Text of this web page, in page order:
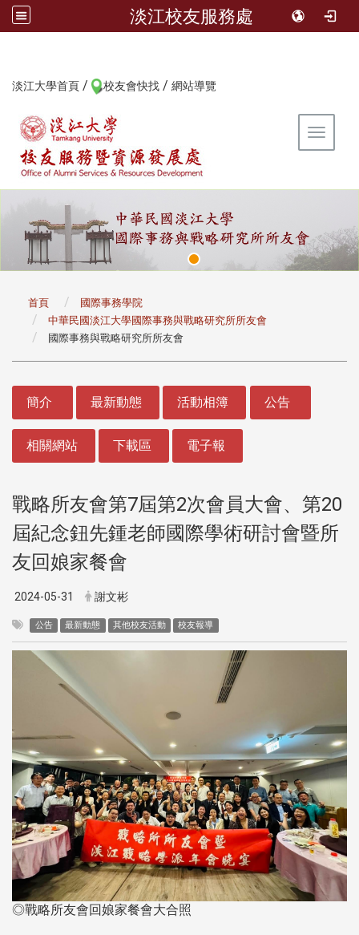
淡江校友服務處
淡江大學首頁 / 校友會快找 / 網站導覽
Toggle
首頁
國際事務學院
中華民國淡江大學國際事務與戰略研究所所友會
國際事務與戰略研究所所友會
簡介 最新動態 活動相簿 公告
相關網站 下載區 電子報
戰略所友會第7屆第2次會員大會、第20
屆紀念鈕先鍾老師國際學術研討會暨所
友回娘家餐會
2024-05-31 謝文彬
公告 最新動態 其他校友活動 校友報導
◎戰略所友會回娘家餐會大合照